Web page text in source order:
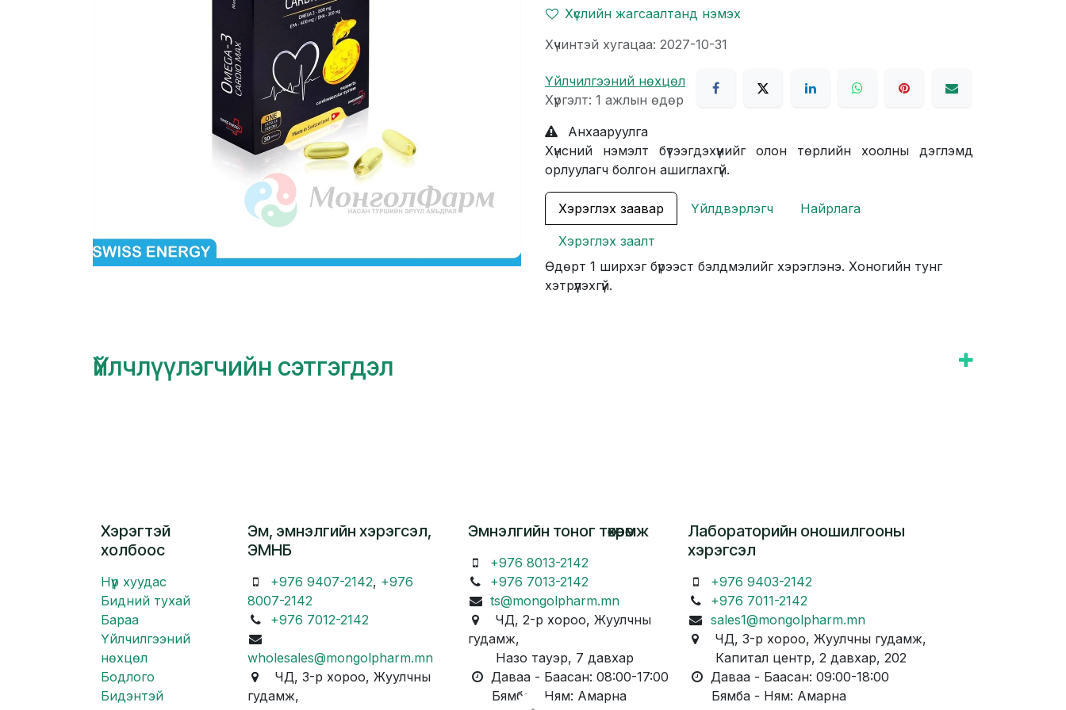
Хүслийн жагсаалтанд нэмэх
Хүчинтэй хугацаа: 2027-10-31
Үйлчилгээний нөхцөл
Хүргэлт: 1 ажлын өдөр
Анхааруулга
Хүнсний нэмэлт бүтээгдэхүүнийг олон төрлийн хоолны дэглэмд
орлуулагч болгон ашиглахгүй.
Хэрэглэх заавар Үйлдвэрлэгч Найрлага
Хэрэглэх заалт
Өдөрт 1 ширхэг бүрээст бэлдмэлийг хэрэглэнэ. Хоногийн тунг
хэтрүүлэхгүй.
Үйлчлүүлэгчийн сэтгэгдэл
Хэрэгтэй
холбоос
Нүүр хуудас
Бидний тухай
Бараа
Үйлчилгээний
нөхцөл
Бодлого
Бидэнтэй
Эм, эмнэлгийн хэрэгсэл,
ЭМНБ
+976 9407-2142, +976
8007-2142
+976 7012-2142
wholesales@mongolpharm.mn
ЧД, 3-р хороо, Жуулчны
гудамж,
Лабораторийн оношилгооны
хэрэгсэл
+976 9403-2142
+976 7011-2142
sales1@mongolpharm.mn
ЧД, 3-р хороо, Жуулчны гудамж,
Капитал центр, 2 давхар, 202
Даваа - Баасан: 09:00-18:00
Бямба - Ням: Амарна
Эмнэлгийн тоног төхөөрөмж
+976 8013-2142
+976 7013-2142
ts@mongolpharm.mn
ЧД, 2-р хороо, Жуулчны
гудамж,
Назо тауэр, 7 давхар
Даваа - Баасан: 08:00-17:00
Бямба - Ням: Амарна